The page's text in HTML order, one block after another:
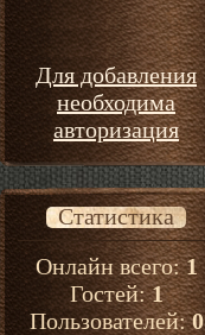
Для добавления
необходима
авторизация
Статистика
Онлайн всего:1
Гостей:1
Пользователей:0